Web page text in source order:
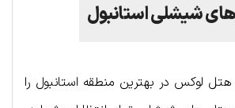
شیشلی استانبول
لوکس در بهترین منطقه استانبول را